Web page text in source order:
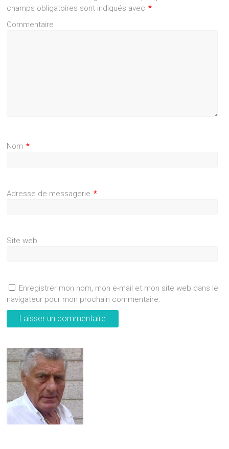
champs obligatoires sont indiqués avec *
Commentaire
Nom *
Adresse de messagerie *
Site web
Enregistrer mon nom, mon e-mail et mon site web dans le
navigateur pour mon prochain commentaire.